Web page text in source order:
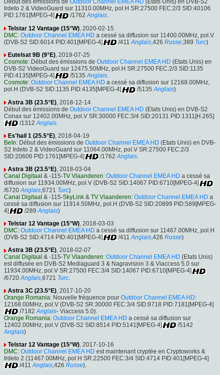
Début des émissions de Outdoor Channel EMEA HD (Etats Unis) en DVB-S2
Irdeto 2 & VideoGuard sur 11310.00MHz, pol.H SR:27500 FEC:2/3 SID:40106
PID:1761[MPEG-4]
/1762 Anglais.
Telstar 12 Vantage (15°W) , 2020-02-15
DMC: Outdoor Channel EMEA HD a cessé sa diffusion sur 11400.00MHz, pol.V
(DVB-S2 SID:6014 PID:401[MPEG-4]
/411 Anglais ,426 Russe ,389 Turc)
Eutelsat 9B (9°E), 2019-07-25
Cosmote: Début des émissions de Outdoor Channel EMEA HD (Etats Unis) en
DVB-S2 VideoGuard sur 12475.50MHz, pol.H SR:27500 FEC:2/3 SID:1135
PID:4135[MPEG-4]
/5135 Anglais.
Cosmote: Outdoor Channel EMEA HD a cessé sa diffusion sur 12168.00MHz,
pol.H (DVB-S2 SID:1135 PID:4135[MPEG-4]
/5135 Anglais)
Astra 3B (23.5°E) , 2018-12-14
Début des émissions de Outdoor Channel EMEA HD (Etats Unis) en DVB-S2
Conax sur 12402.00MHz, pol.V SR:30000 FEC:3/4 SID:20131 PID:1311[H.265]
/1312 Anglais
Es'hail 1 (25.5°E), 2018-04-19
BeIn: Début des émissions de Outdoor Channel EMEA HD (Etats Unis) en DVB-
S2 Irdeto 2 & VideoGuard sur 11064.00MHz, pol.V SR:27500 FEC:2/3
SID:20606 PID:1761[MPEG-4]
/1762 Anglais.
Astra 3B (23.5°E), 2018-03-04
Canal Digitaal & -115-TV Vlaanderen: Outdoor Channel EMEA HD a cessé sa
diffusion sur 11934.00MHz, pol.V (DVB-S2 SID:14067 PID:6710[MPEG-4]
/6720 Anglais ,6721 Turc)
Canal Digitaal & -115-SkyLink & TV Vlaanderen: Outdoor Channel EMEA HD a
cessé sa diffusion sur 11914.50MHz, pol.H (DVB-S2 SID:20899 PID:589[MPEG-
4]
/289 Anglais)
Telstar 12 Vantage (15°W), 2018-03-03
DMC: Outdoor Channel EMEA HD a cessé sa diffusion sur 11467.00MHz, pol.H
(DVB-S2 SID:4714 PID:401[MPEG-4]
/411 Anglais,426 Russe)
Astra 3B (23.5°E), 2018-02-07
Canal Digitaal & -115-TV Vlaanderen: Outdoor Channel EMEA HD (Etats Unis)
est diffusée en DVB-S2 Mediaguard 3 & Nagravision 3 & Viaccess 5.0 sur
11934.00MHz, pol.V SR:27500 FEC:3/4 SID:14067 PID:6710[MPEG-4]
/6720 Anglais ,6721 Turc
Astra 3C (23.5°E) , 2017-10-20
Orange Romania: Nouvelle fréquence pour Outdoor Channel EMEA HD:
12168.00MHz, pol.V (DVB-S2 SR:30000 FEC:3/4 SID:8718 PID:7181[MPEG-4]
/7182 Anglais- Viaccess 5.0).
Orange Romania: Outdoor Channel EMEA HD a cessé sa diffusion sur
12402.00MHz, pol.V (DVB-S2 SID:8514 PID:5141[MPEG-4]
/5142
Anglais)
Telstar 12 Vantage (15°W), 2017-10-16
DMC: Outdoor Channel EMEA HD est maintenant cryptée en Cryptoworks &
Irdeto 2 (11467.00MHz, pol.H SR:22500 FEC:3/4 SID:4714 PID:401[MPEG-4]
/411 Anglais,426 Russe).